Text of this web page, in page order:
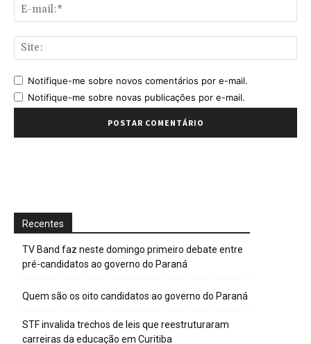
Notifique-me sobre novos comentários por e-mail.
Notifique-me sobre novas publicações por e-mail.
Recentes
TV Band faz neste domingo primeiro debate entre
pré-candidatos ao governo do Paraná
Quem são os oito candidatos ao governo do Paraná
STF invalida trechos de leis que reestruturaram
carreiras da educação em Curitiba